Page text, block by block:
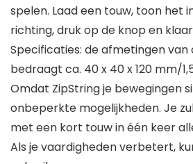
spelen. Laad een touw, toon het
richting, druk op de knop en klaar
Specificaties: de afmetingen van
bedraagt ca. 40 x 40 x 120 mm/
Omdat ZipString je bewegingen
onbeperkte mogelijkheden. Je
met een kort touw in één keer
Als je vaardigheden verbetert,